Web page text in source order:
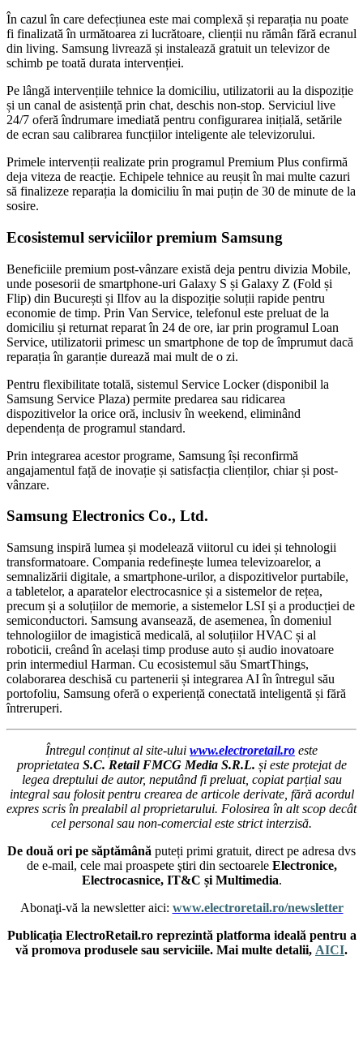
În cazul în care defecțiunea este mai complexă și reparația nu poate
fi finalizată în următoarea zi lucrătoare, clienții nu rămân fără ecranul
din living. Samsung livrează și instalează gratuit un televizor de
schimb pe toată durata intervenției.
Pe lângă intervențiile tehnice la domiciliu, utilizatorii au la dispoziție
și un canal de asistență prin chat, deschis non-stop. Serviciul live
24/7 oferă îndrumare imediată pentru configurarea inițială, setările
de ecran sau calibrarea funcțiilor inteligente ale televizorului.
Primele intervenții realizate prin programul Premium Plus confirmă
deja viteza de reacție. Echipele tehnice au reușit în mai multe cazuri
să finalizeze reparația la domiciliu în mai puțin de 30 de minute de la
sosire.
Ecosistemul serviciilor premium Samsung
Beneficiile premium post-vânzare există deja pentru divizia Mobile,
unde posesorii de smartphone-uri Galaxy S și Galaxy Z (Fold și
Flip) din București și Ilfov au la dispoziție soluții rapide pentru
economie de timp. Prin Van Service, telefonul este preluat de la
domiciliu și returnat reparat în 24 de ore, iar prin programul Loan
Service, utilizatorii primesc un smartphone de top de împrumut dacă
reparația în garanție durează mai mult de o zi.
Pentru flexibilitate totală, sistemul Service Locker (disponibil la
Samsung Service Plaza) permite predarea sau ridicarea
dispozitivelor la orice oră, inclusiv în weekend, eliminând
dependența de programul standard.
Prin integrarea acestor programe, Samsung își reconfirmă
angajamentul față de inovație și satisfacția clienților, chiar și post-
vânzare.
Samsung Electronics Co., Ltd.
Samsung inspiră lumea și modelează viitorul cu idei și tehnologii
transformatoare. Compania redefinește lumea televizoarelor, a
semnalizării digitale, a smartphone-urilor, a dispozitivelor purtabile,
a tabletelor, a aparatelor electrocasnice și a sistemelor de rețea,
precum și a soluțiilor de memorie, a sistemelor LSI și a producției de
semiconductori. Samsung avansează, de asemenea, în domeniul
tehnologiilor de imagistică medicală, al soluțiilor HVAC și al
roboticii, creând în același timp produse auto și audio inovatoare
prin intermediul Harman. Cu ecosistemul său SmartThings,
colaborarea deschisă cu partenerii și integrarea AI în întregul său
portofoliu, Samsung oferă o experiență conectată inteligentă și fără
întreruperi.
Întregul conținut al site-ului www.electroretail.ro este
proprietatea S.C. Retail FMCG Media S.R.L. și este protejat de
legea dreptului de autor, neputând fi preluat, copiat parțial sau
integral sau folosit pentru crearea de articole derivate, fără acordul
expres scris în prealabil al proprietarului. Folosirea în alt scop decât
cel personal sau non-comercial este strict interzisă.
De două ori pe săptămână puteți primi gratuit, direct pe adresa dvs
de e-mail, cele mai proaspete ştiri din sectoarele Electronice,
Electrocasnice, IT&C și Multimedia.
Abonaţi-vă la newsletter aici: www.electroretail.ro/newsletter
Publicația ElectroRetail.ro reprezintă platforma ideală pentru a
vă promova produsele sau serviciile. Mai multe detalii, AICI.